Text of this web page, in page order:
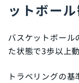
ットボー
バスケットボール
た状態で3歩以上
トラベリングの